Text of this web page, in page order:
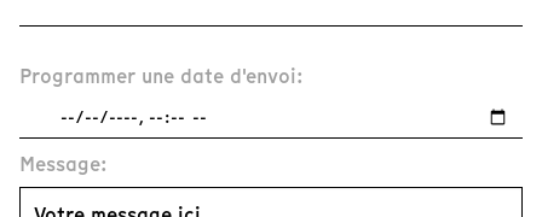
Programmer une date d'envoi:
Message: